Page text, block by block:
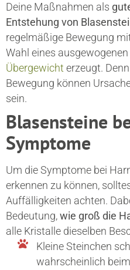
Deine Maßnahmen als
Entstehung von
regelmäßige Bewegung
Wahl eines
Übergewicht erzeugt.
Bewegung können
sein.
Blasensteine
Symptome
Um die Symptome bei
erkennen zu können,
Auffälligkeiten achten.
Bedeutung,wie groß die
alle Kristalle dieselben
Kleine Steinchen
wahrscheinlich